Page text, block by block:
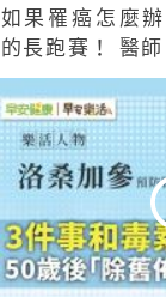
如果罹癌怎麼
的長跑賽！ 醫